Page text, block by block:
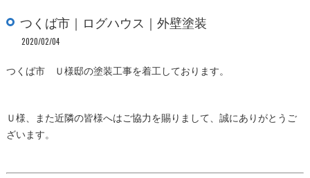
つくば市｜ログハウス｜外壁塗装
2020/02/04
つくば市 Ｕ様邸の塗装工事を着工しております。
Ｕ様、また近隣の皆様へはご協力を賜りまして、誠にありがとうご
ざいます。